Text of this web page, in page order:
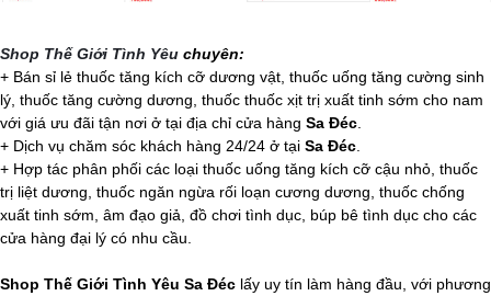
Shop Thế Giới Tình Yêu chuyên:
+ Bán sỉ lẻ thuốc tăng kích cỡ dương vật, thuốc uống tăng cường sinh
lý, thuốc tăng cường dương, thuốc thuốc xịt trị xuất tinh sớm cho nam
với giá ưu đãi tận nơi ở tại địa chỉ cửa hàng Sa Đéc
+ Dịch vụ chăm sóc khách hàng 24/24 ở tại Sa Đéc
+ Hợp tác phân phối các loại thuốc uống tăng kích cỡ cậu nhỏ, thuốc
trị liệt dương, thuốc ngăn ngừa rối loạn cương dương, thuốc chống
xuất tinh sớm, âm đạo giả, đồ chơi tình dục, búp bê tình dục cho các
cửa hàng đại lý có nhu cầu.
Shop Thế Giới Tình Yêu Sa Đéc lấy uy tín làm hàng đầu, với phương